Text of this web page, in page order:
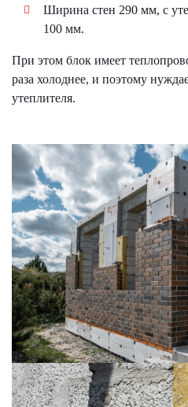
​Ширина стен 290 мм, с
100 мм.
При этом блок имеет
раза холоднее, и поэтому
утеплителя.